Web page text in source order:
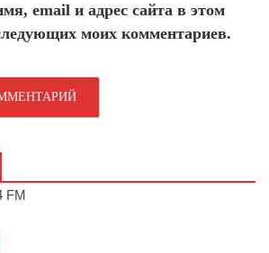
email и адрес сайта в этом
моих комментариев.
FM